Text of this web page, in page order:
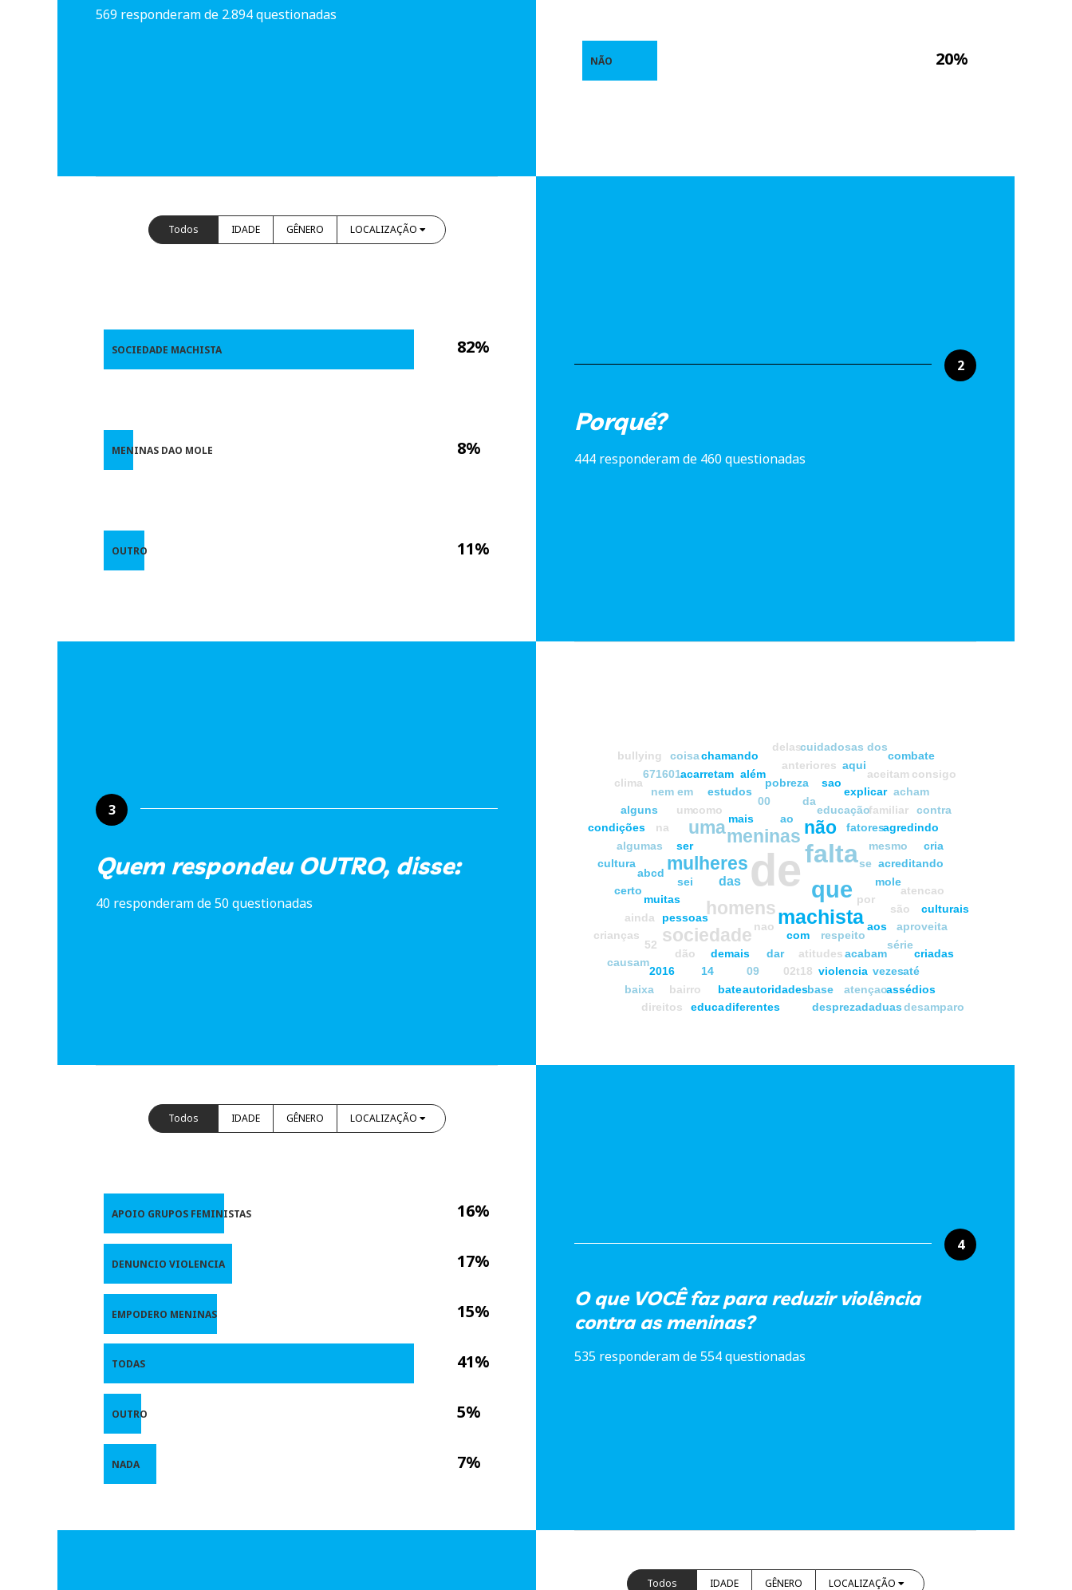
569 responderam de 2.894 questionadas
20%
NÃO
2
Porqué?
444 responderam de 460 questionadas
Todos IDADE GÊNERO LOCALIZAÇÃO
82%
8%
11%
SOCIEDADE MACHISTA
MENINAS DAO MOLE
OUTRO
3
Quem respondeu OUTRO, disse:
40 responderam de 50 questionadas
defalta
que
machista
homens
meninas
mulheres
não
sociedade
uma
das
mais
nao
respeito
ao
com
como
educação
fatores
pessoas
por
se
sei
ser
um
00
acabam
aos
atitudes
da
dar
demais
dão
em estudos
explicar
familiar
mesmo
mole
muitas
na
nem
pobreza sao
são
série
vezes
violencia
02t18
09
14
2016
52
671601
abcd
acarretam
aceitam
acham
acreditando
agredindo
ainda
algumas
alguns
além
anteriores
aproveita
aqui
assédios
atencao
atençao
até
autoridades
bairro
baixa base
bate
bullying
causam
certo
chamando
clima
coisa combate
condições
consigo
contra
cria
criadas
crianças
cuidadosas
cultura
culturais
delas
desamparo
desprezada
diferentes
direitos
dos
duas
educa
4
O que VOCÊ faz para reduzir violência
contra as meninas?
535 responderam de 554 questionadas
Todos IDADE GÊNERO LOCALIZAÇÃO
16%
17%
15%
41%
5%
7%
APOIO GRUPOS FEMINISTAS
DENUNCIO VIOLENCIA
EMPODERO MENINAS
TODAS
OUTRO
NADA
Todos IDADE GÊNERO LOCALIZAÇÃO